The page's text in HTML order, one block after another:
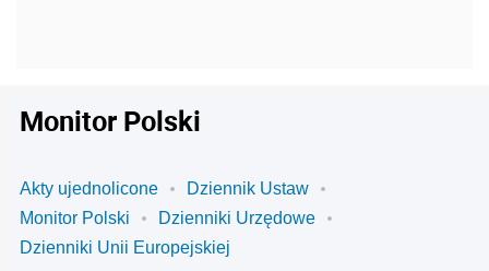
Monitor Polski
Akty ujednolicone
Dziennik Ustaw
Monitor Polski
Dzienniki Urzędowe
Dzienniki Unii Europejskiej